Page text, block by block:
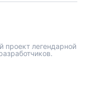
проект легендарной